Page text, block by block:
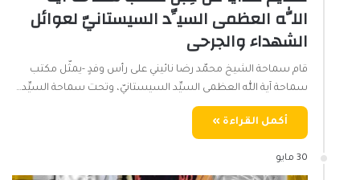
اللّٰه العظمى السيِّد السيستانيّ لعوائل
الشهداء والجرحى
قام سماحة الشيخ محمّد رضا نائيني على رأس وفدٍ -يمثّل مكتب
سماحة آية اللّٰه العظمى السيِّد السيستانيّ، وتحت سماحة السيِّد…
أكمل القراءة »
30 مايو